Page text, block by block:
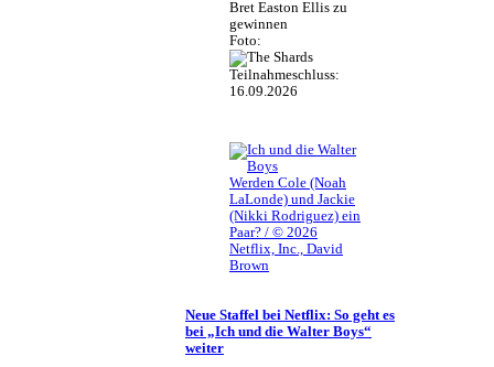
Bret Easton Ellis zu
gewinnen
Foto:
Teilnahmeschluss:
16.09.2026
Werden Cole (Noah
LaLonde) und Jackie
(Nikki Rodriguez) ein
Paar? / © 2026
Netflix, Inc., David
Brown
Neue Staffel bei Netflix: So geht es
bei „Ich und die Walter Boys“
weiter